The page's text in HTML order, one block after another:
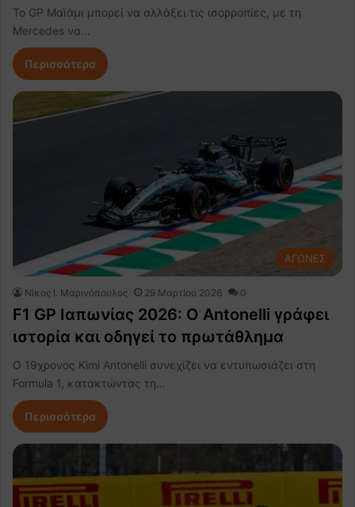
Το GP Μαϊάμι μπορεί να αλλάξει τις ισορροπίες, με τη
Mercedes να…
Περισσότερα
ΑΓΩΝΕΣ
Nίκος Ι. Mαρινόπουλος 29 Μαρτίου 2026 0
F1 GP Ιαπωνίας 2026: Ο Antonelli γράφει
ιστορία και οδηγεί το πρωτάθλημα
Ο 19χρονος Kimi Antonelli συνεχίζει να εντυπωσιάζει στη
Formula 1, κατακτώντας τη…
Περισσότερα